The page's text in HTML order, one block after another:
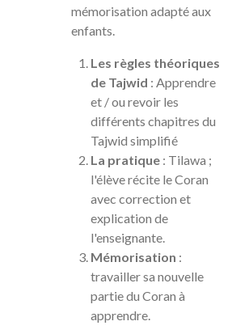
mémorisation adapté aux
enfants.
Les règles théoriques
de Tajwid : Apprendre
et / ou revoir les
différents chapitres du
Tajwid simplifié
La pratique : Tilawa ;
l'élève récite le Coran
avec correction et
explication de
l'enseignante.
Mémorisation :
travailler sa nouvelle
partie du Coran à
apprendre.